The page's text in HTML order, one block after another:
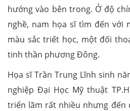
hướng vào bên trong. Ở độ
nghề, nam họa sĩ tìm đến với
màu sắc triết học, một đối
tinh thần phương Đông.
Họa sĩ Trần Trung Lĩnh sinh
nghiệp Đại Học Mỹ thuật
triển lãm rất nhiều nhưng đến